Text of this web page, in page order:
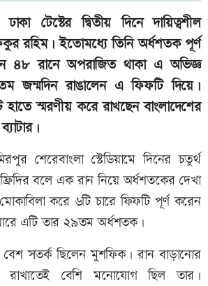
ঢাকা টেস্টের দ্বিতীয় দিনে দায়িত্বশীল
রহিম। ইতোমধ্যে তিনি অর্ধশতক পূর্ণ
৪৮ রানে অপরাজিত থাকা এ অভিজ্ঞ
জন্মদিন রাঙালেন এ ফিফটি দিয়ে।
হাতে স্মরণীয় করে রাখছেন বাংলাদেশের
শেরেবাংলা স্টেডিয়ামে দিনের চতুর্থ
বলে এক রান নিয়ে অর্ধশতকের দেখা
করে ৬টি চারে ফিফটি পূর্ণ করেন
এটি তার ২৯তম অর্ধশতক।
বেশ সতর্ক ছিলেন মুশফিক। রান বাড়ানোর
বেশি মনোযোগ ছিল তার।